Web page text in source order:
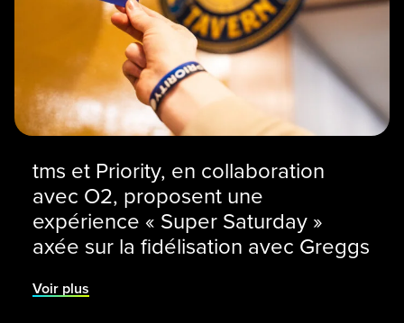
tms et Priority, en collaboration
avec O2, proposent une
expérience « Super Saturday »
axée sur la fidélisation avec Greggs
Voir plus